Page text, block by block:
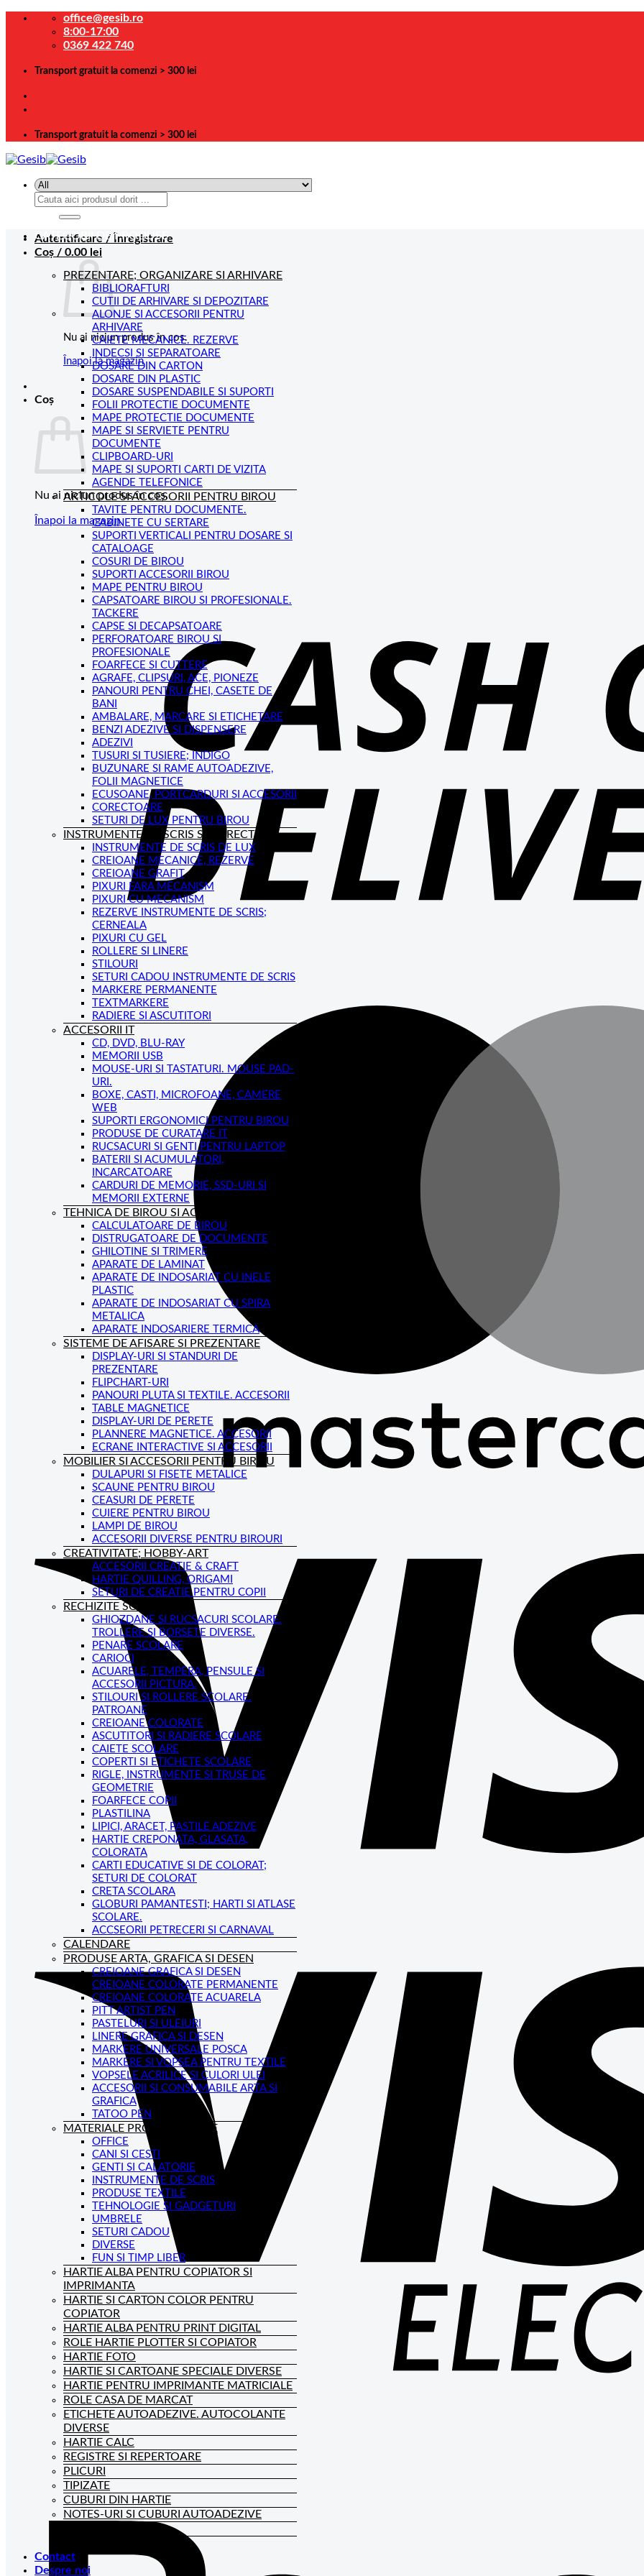
Skip
office@gesib.ro
8:00-17:00
0369 422 740
Transport gratuit la comenzi > 300 lei
Transport gratuit la comenzi > 300 lei
Caută
Autentificare / Înregistrare
Coș / 0.00 lei
Nu ai niciun produs în coș.
Înapoi la magazin
Coș
Nu ai niciun produs în coș.
Înapoi la magazin
CATEGORII DE PRODUSE
PREZENTARE; ORGANIZARE SI ARHIVARE
BIBLIORAFTURI
CUTII DE ARHIVARE SI DEPOZITARE
ALONJE SI ACCESORII PENTRU
ARHIVARE
CAIETE MECANICE. REZERVE
INDECSI SI SEPARATOARE
DOSARE DIN CARTON
DOSARE DIN PLASTIC
DOSARE SUSPENDABILE SI SUPORTI
FOLII PROTECTIE DOCUMENTE
MAPE PROTECTIE DOCUMENTE
MAPE SI SERVIETE PENTRU
DOCUMENTE
CLIPBOARD-URI
MAPE SI SUPORTI CARTI DE VIZITA
AGENDE TELEFONICE
ARTICOLE SI ACCESORII PENTRU BIROU
TAVITE PENTRU DOCUMENTE.
CABINETE CU SERTARE
SUPORTI VERTICALI PENTRU DOSARE SI
CATALOAGE
COSURI DE BIROU
SUPORTI ACCESORII BIROU
MAPE PENTRU BIROU
CAPSATOARE BIROU SI PROFESIONALE.
TACKERE
CAPSE SI DECAPSATOARE
PERFORATOARE BIROU SI
PROFESIONALE
FOARFECE SI CUTTERE
AGRAFE, CLIPSURI, ACE, PIONEZE
PANOURI PENTRU CHEI, CASETE DE
BANI
AMBALARE, MARCARE SI ETICHETARE
BENZI ADEZIVE SI DISPENSERE
ADEZIVI
TUSURI SI TUSIERE; INDIGO
BUZUNARE SI RAME AUTOADEZIVE,
FOLII MAGNETICE
ECUSOANE, PORTCARDURI SI ACCESORII
CORECTOARE
SETURI DE LUX PENTRU BIROU
INSTRUMENTE DE SCRIS SI CORECTAT
INSTRUMENTE DE SCRIS DE LUX
CREIOANE MECANICE, REZERVE
CREIOANE GRAFIT
PIXURI FARA MECANISM
PIXURI CU MECANISM
REZERVE INSTRUMENTE DE SCRIS;
CERNEALA
PIXURI CU GEL
ROLLERE SI LINERE
STILOURI
SETURI CADOU INSTRUMENTE DE SCRIS
MARKERE PERMANENTE
TEXTMARKERE
RADIERE SI ASCUTITORI
ACCESORII IT
CD, DVD, BLU-RAY
MEMORII USB
MOUSE-URI SI TASTATURI. MOUSE PAD-
URI.
BOXE, CASTI, MICROFOANE, CAMERE
WEB
SUPORTI ERGONOMICI PENTRU BIROU
PRODUSE DE CURATARE IT
RUCSACURI SI GENTI PENTRU LAPTOP
BATERII SI ACUMULATORI,
INCARCATOARE
CARDURI DE MEMORIE, SSD-URI SI
MEMORII EXTERNE
TEHNICA DE BIROU SI ACCESORII
CALCULATOARE DE BIROU
DISTRUGATOARE DE DOCUMENTE
GHILOTINE SI TRIMERE
APARATE DE LAMINAT
APARATE DE INDOSARIAT CU INELE
PLASTIC
APARATE DE INDOSARIAT CU SPIRA
METALICA
APARATE INDOSARIERE TERMICA
SISTEME DE AFISARE SI PREZENTARE
DISPLAY-URI SI STANDURI DE
PREZENTARE
FLIPCHART-URI
PANOURI PLUTA SI TEXTILE. ACCESORII
TABLE MAGNETICE
DISPLAY-URI DE PERETE
PLANNERE MAGNETICE. ACCESORII
ECRANE INTERACTIVE SI ACCESORII
MOBILIER SI ACCESORII PENTRU BIROU
DULAPURI SI FISETE METALICE
SCAUNE PENTRU BIROU
CEASURI DE PERETE
CUIERE PENTRU BIROU
LAMPI DE BIROU
ACCESORII DIVERSE PENTRU BIROURI
CREATIVITATE; HOBBY-ART
ACCESORII CREATIE & CRAFT
HARTIE QUILLING, ORIGAMI
SETURI DE CREATIE PENTRU COPII
RECHIZITE SCOLARE
GHIOZDANE SI RUCSACURI SCOLARE.
TROLLERE SI BORSETE DIVERSE.
PENARE SCOLARE
CARIOCI
ACUARELE, TEMPERA, PENSULE SI
ACCESORII PICTURA.
STILOURI SI ROLLERE SCOLARE.
PATROANE
CREIOANE COLORATE
ASCUTITORI SI RADIERE SCOLARE
CAIETE SCOLARE
COPERTI SI ETICHETE SCOLARE
RIGLE, INSTRUMENTE SI TRUSE DE
GEOMETRIE
FOARFECE COPII
PLASTILINA
LIPICI, ARACET, PASTILE ADEZIVE
HARTIE CREPONATA, GLASATA,
COLORATA
CARTI EDUCATIVE SI DE COLORAT;
SETURI DE COLORAT
CRETA SCOLARA
GLOBURI PAMANTESTI; HARTI SI ATLASE
SCOLARE.
ACCSEORII PETRECERI SI CARNAVAL
CALENDARE
PRODUSE ARTA, GRAFICA SI DESEN
CREIOANE GRAFICA SI DESEN
CREIOANE COLORATE PERMANENTE
CREIOANE COLORATE ACUARELA
PITT ARTIST PEN
PASTELURI SI ULEIURI
LINERE GRAFICA SI DESEN
MARKERE UNIVERSALE POSCA
MARKERE SI VOPSEA PENTRU TEXTILE
VOPSELE ACRILICE SI CULORI ULEI
ACCESORII SI CONSUMABILE ARTA SI
GRAFICA
TATOO PEN
MATERIALE PROMOTIONALE
OFFICE
CANI SI CESTI
GENTI SI CALATORIE
INSTRUMENTE DE SCRIS
PRODUSE TEXTILE
TEHNOLOGIE SI GADGETURI
UMBRELE
SETURI CADOU
DIVERSE
FUN SI TIMP LIBER
HARTIE ALBA PENTRU COPIATOR SI
IMPRIMANTA
HARTIE SI CARTON COLOR PENTRU
COPIATOR
HARTIE ALBA PENTRU PRINT DIGITAL
ROLE HARTIE PLOTTER SI COPIATOR
HARTIE FOTO
HARTIE SI CARTOANE SPECIALE DIVERSE
HARTIE PENTRU IMPRIMANTE MATRICIALE
ROLE CASA DE MARCAT
ETICHETE AUTOADEZIVE. AUTOCOLANTE
DIVERSE
HARTIE CALC
REGISTRE SI REPERTOARE
PLICURI
TIPIZATE
CUBURI DIN HARTIE
NOTES-URI SI CUBURI AUTOADEZIVE
Contact
Despre noi